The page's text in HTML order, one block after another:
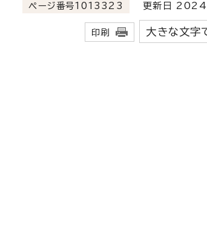
ページ番号1013323 更新日 2024
印刷 大きな文字